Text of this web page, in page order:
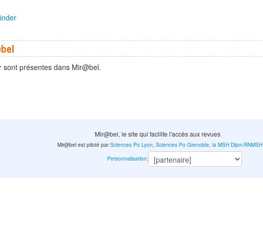
sont présentes dans Mir@bel.
Mir@bel, le site qui facilite l'accès aux revues
Mir@bel est piloté parSciences Po Lyon,Sciences Po Grenoble,la MSH Dijon/RNMSH
Personnalisation: